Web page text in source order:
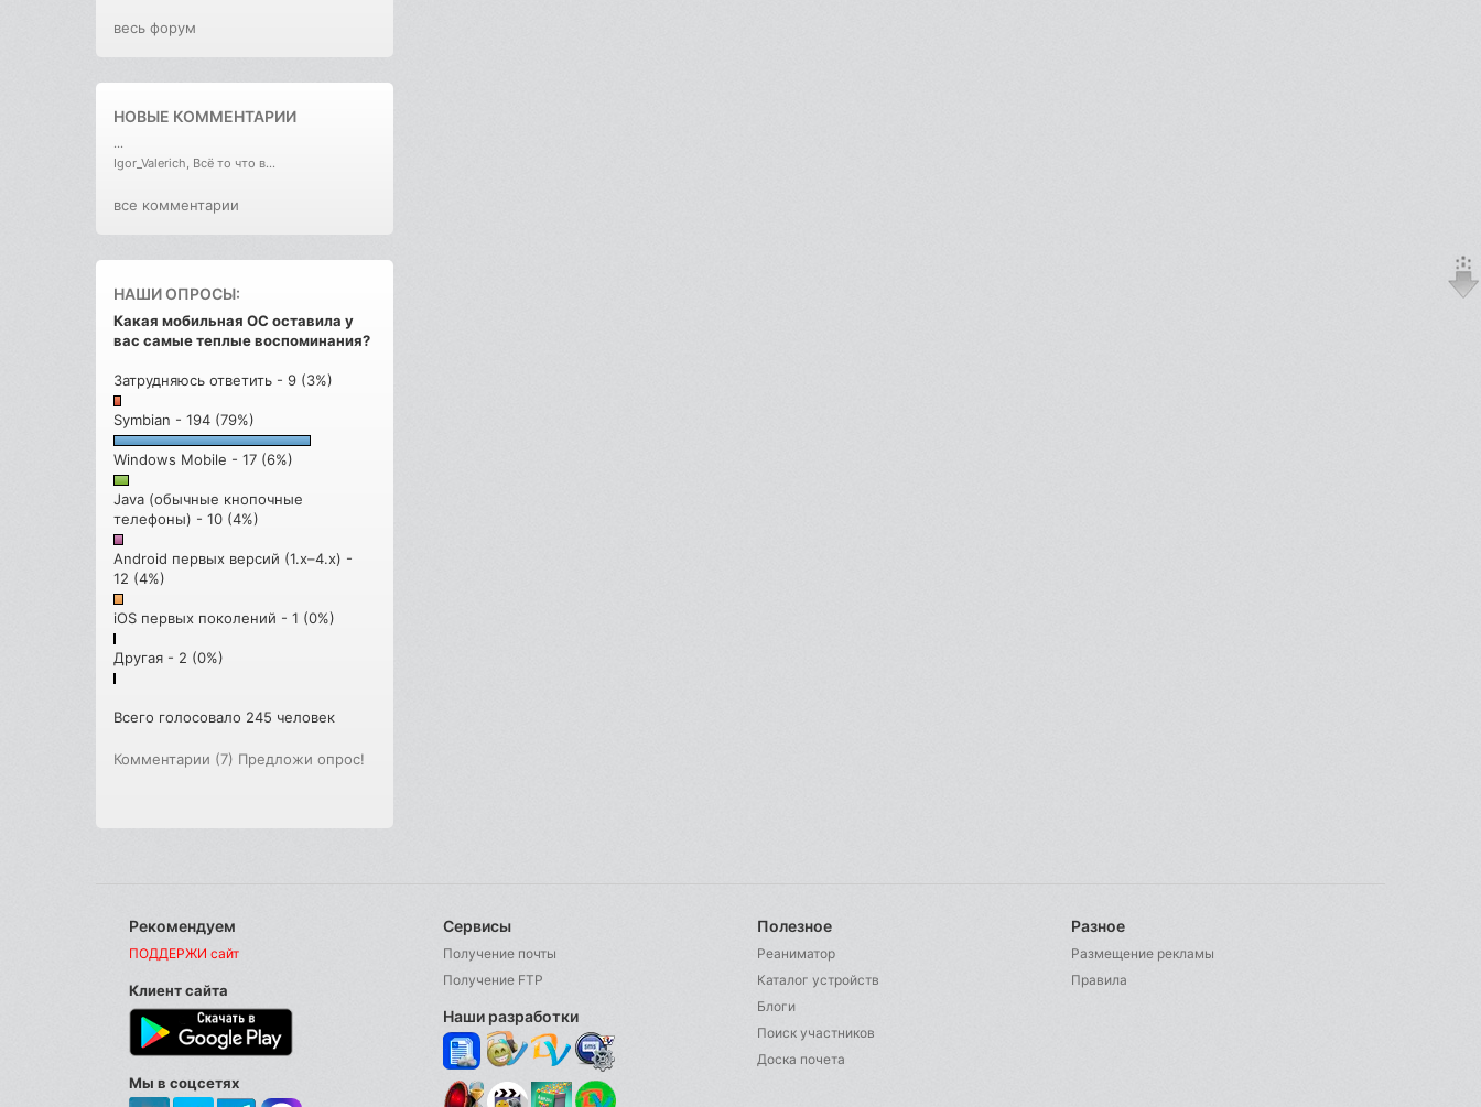
весь форум
НОВЫЕ КОММЕНТАРИИ
...
Igor_Valerich, Всё то что в...
все комментарии
НАШИ ОПРОСЫ:
Какая мобильная ОС оставила у
вас самые теплые воспоминания?
Затрудняюсь ответить - 9 (3%)
Symbian - 194 (79%)
Windows Mobile - 17 (6%)
Java (обычные кнопочные
телефоны) - 10 (4%)
Android первых версий (1.x–4.x) -
12 (4%)
iOS первых поколений - 1 (0%)
Другая - 2 (0%)
Всего голосовало 245 человек
Комментарии (7) Предложи опрос!
Рекомендуем
ПОДДЕРЖИ сайт
Клиент сайта
Мы в соцсетях
Сервисы
Получение почты
Получение FTP
Наши разработки
Полезное
Реаниматор
Каталог устройств
Блоги
Поиск участников
Доска почета
Разное
Размещение рекламы
Правила